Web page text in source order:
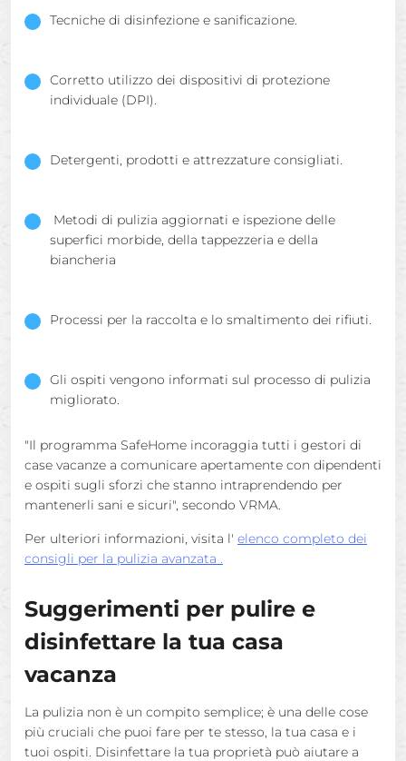
Tecniche di disinfezione e sanificazione.
Corretto utilizzo dei dispositivi di protezione
individuale (DPI).
Detergenti, prodotti e attrezzature consigliati.
Metodi di pulizia aggiornati e ispezione delle
superfici morbide, della tappezzeria e della
biancheria
Processi per la raccolta e lo smaltimento dei rifiuti.
Gli ospiti vengono informati sul processo di pulizia
migliorato.
"Il programma SafeHome incoraggia tutti i gestori di
case vacanze a comunicare apertamente con dipendenti
e ospiti sugli sforzi che stanno intraprendendo per
mantenerli sani e sicuri", secondo VRMA.
Per ulteriori informazioni, visita l' elenco completo dei
consigli per la pulizia avanzata .
Suggerimenti per pulire e
disinfettare la tua casa
vacanza
La pulizia non è un compito semplice; è una delle cose
più cruciali che puoi fare per te stesso, la tua casa e i
tuoi ospiti. Disinfettare la tua proprietà può aiutare a